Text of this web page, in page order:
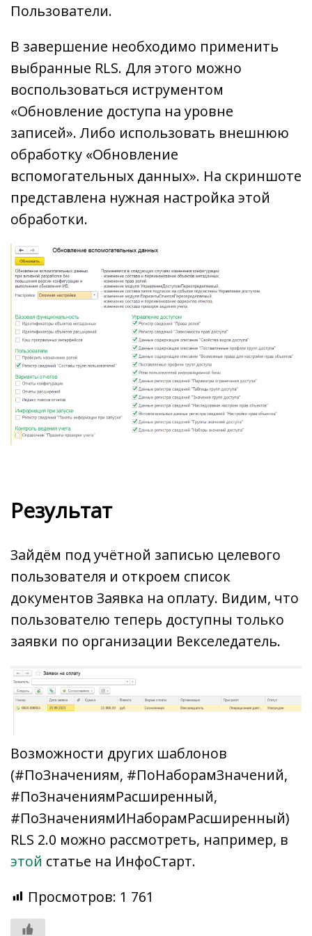
Пользователи.
В завершение необходимо применить
выбранные RLS. Для этого можно
воспользоваться иструментом
«Обновление доступа на уровне
записей». Либо использовать внешнюю
обработку «Обновление
вспомогательных данных». На скриншоте
представлена нужная настройка этой
обработки.
Результат
Зайдём под учётной записью целевого
пользователя и откроем список
документов Заявка на оплату. Видим, что
пользователю теперь доступны только
заявки по организации Векселедатель.
Возможности других шаблонов
(#ПоЗначениям, #ПоНаборамЗначений,
#ПоЗначениямРасширенный,
#ПоЗначениямИНаборамРасширенный)
RLS 2.0 можно рассмотреть, например, в
этой статье на ИнфоСтарт.
Просмотров: 1 761